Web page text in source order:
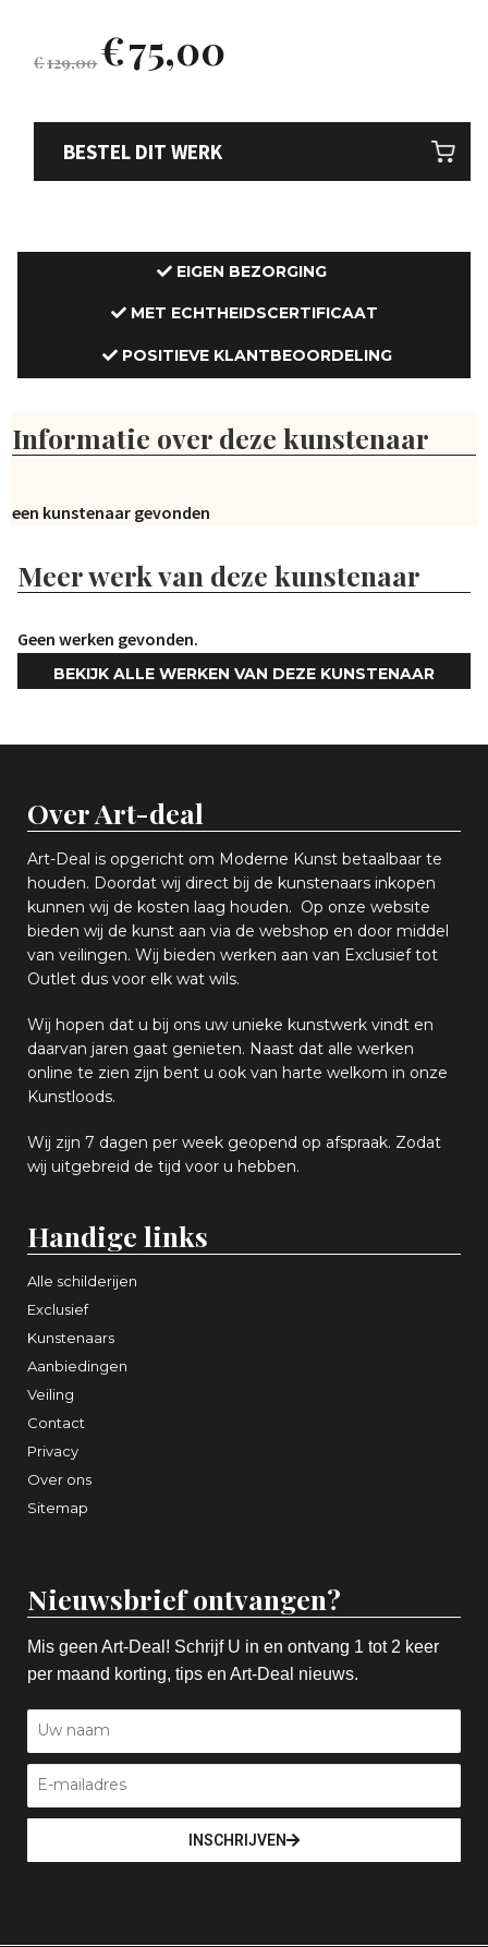
€129,00€75,00
BESTEL DIT WERK
EIGEN BEZORGING
MET ECHTHEIDSCERTIFICAAT
POSITIEVE KLANTBEOORDELING
Informatie over deze kunstenaar
Geen kunstenaar gevonden
Meer werk van deze kunstenaar
Geen werken gevonden.
BEKIJK ALLE WERKEN VAN DEZE KUNSTENAAR
Over Art-deal
Art-Deal is opgericht om Moderne Kunst betaalbaar te
houden. Doordat wij direct bij de kunstenaars inkopen
kunnen wij de kosten laag houden. Op onze website
bieden wij de kunst aan via de webshop en door middel
van veilingen. Wij bieden werken aan van Exclusief tot
Outlet dus voor elk wat wils.
Wij hopen dat u bij ons uw unieke kunstwerk vindt en
daarvan jaren gaat genieten. Naast dat alle werken
online te zien zijn bent u ook van harte welkom in onze
Kunstloods.
Wij zijn 7 dagen per week geopend op afspraak. Zodat
wij uitgebreid de tijd voor u hebben.
Handige links
Alle schilderijen
Exclusief
Kunstenaars
Aanbiedingen
Veiling
Contact
Privacy
Over ons
Sitemap
Nieuwsbrief ontvangen?
Mis geen Art-Deal! Schrijf U in en ontvang 1 tot 2 keer
per maand korting, tips en Art-Deal nieuws.
INSCHRIJVEN